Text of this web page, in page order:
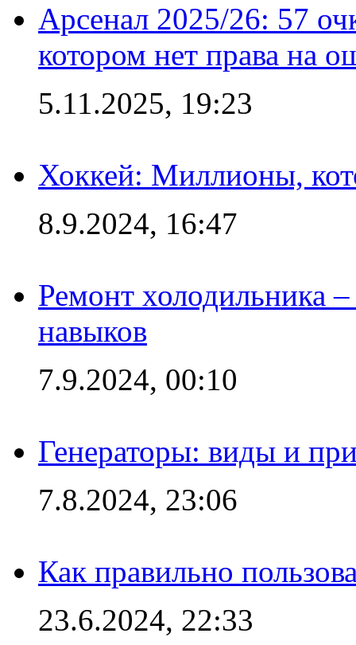
Арсенал 2025/26: 57
котором нет права на
5.11.2025, 19:23
Хоккей: Миллионы,
8.9.2024, 16:47
Ремонт холодильника
навыков
7.9.2024, 00:10
Генераторы: виды и
7.8.2024, 23:06
Как правильно
23.6.2024, 22:33